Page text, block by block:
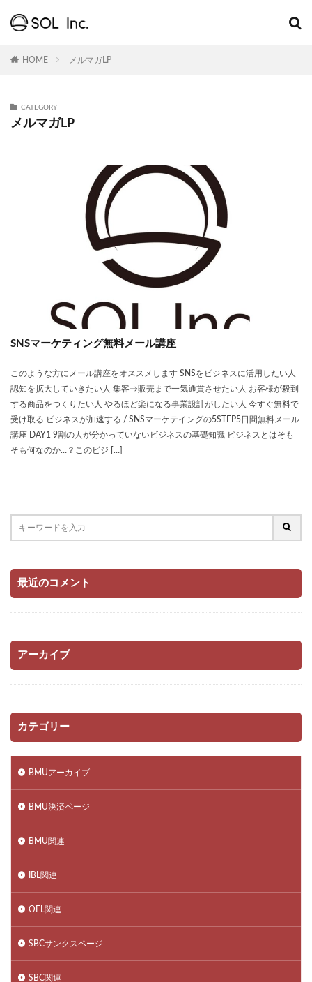
HOME メルマガLP
CATEGORY
メルマガLP
SNSマーケティング無料メール講座
このような方にメール講座をオススメします SNSをビジネスに活用したい人
認知を拡大していきたい人 集客→販売まで一気通貫させたい人 お客様が殺到
する商品をつくりたい人 やるほど楽になる事業設計がしたい人 今すぐ無料で
受け取る ビジネスが加速する / SNSマーケテイングの5STEP5日間無料メール
講座 DAY1 9割の人が分かっていないビジネスの基礎知識 ビジネスとはそも
そも何なのか…？このビジ […]
最近のコメント
アーカイブ
カテゴリー
BMUアーカイブ
BMU決済ページ
BMU関連
IBL関連
OEL関連
SBCサンクスページ
SBC関連